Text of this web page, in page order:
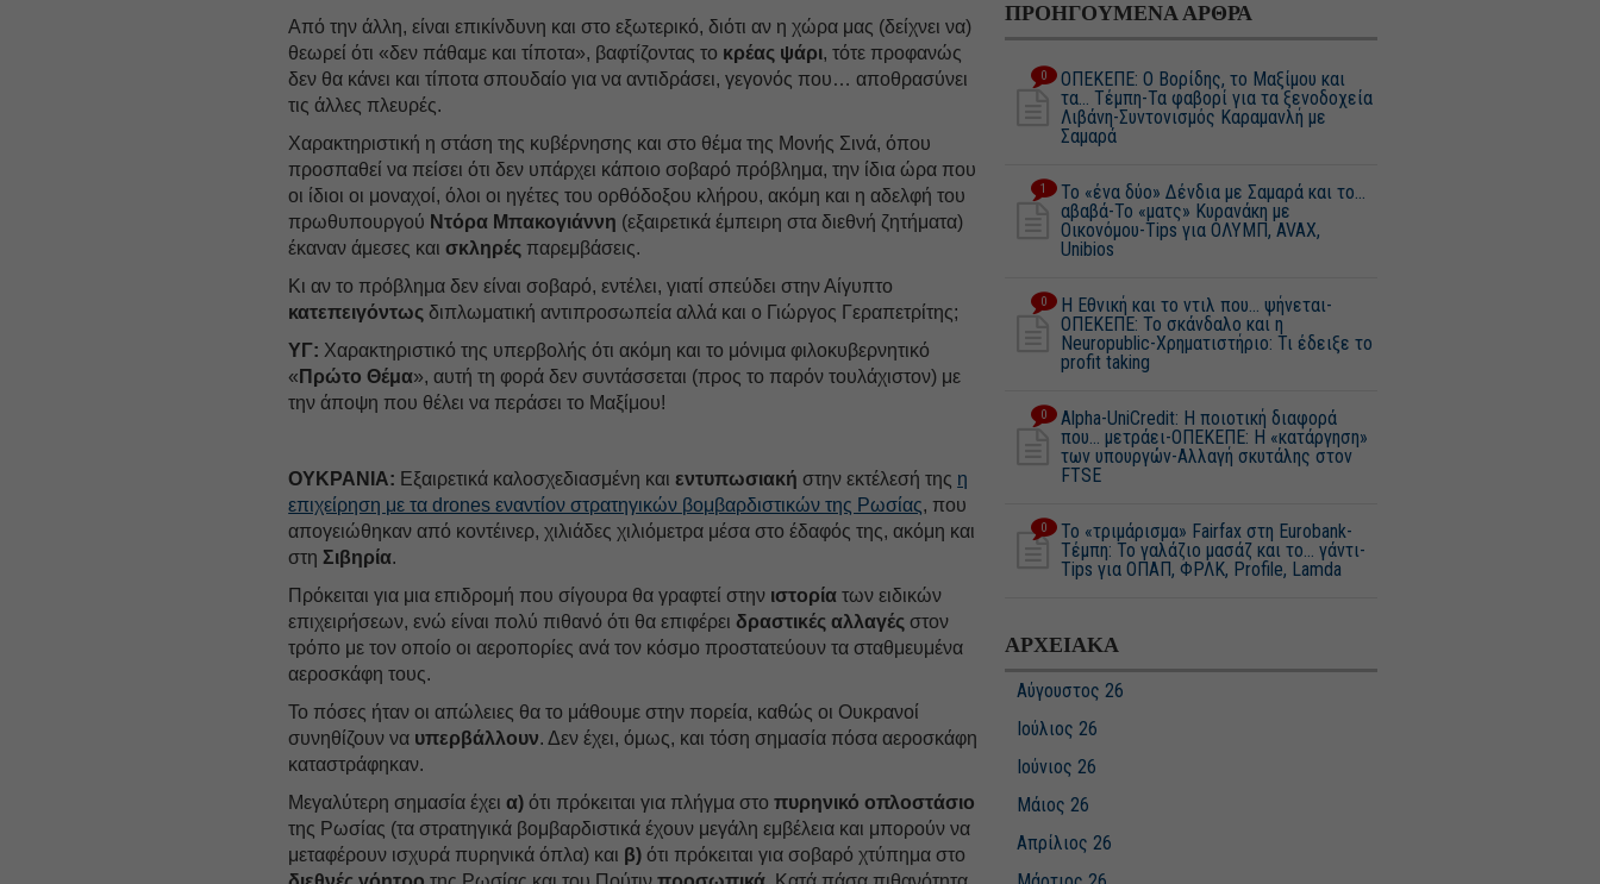
Από την άλλη, είναι επικίνδυνη και στο εξωτερικό, διότι αν η χώρα μας (δείχνει να)
θεωρεί ότι «δεν πάθαμε και τίποτα», βαφτίζοντας το κρέας ψάρι, τότε προφανώς
δεν θα κάνει και τίποτα σπουδαίο για να αντιδράσει, γεγονός που… αποθρασύνει
τις άλλες πλευρές.
Χαρακτηριστική η στάση της κυβέρνησης και στο θέμα της Μονής Σινά, όπου
προσπαθεί να πείσει ότι δεν υπάρχει κάποιο σοβαρό πρόβλημα, την ίδια ώρα που
οι ίδιοι οι μοναχοί, όλοι οι ηγέτες του ορθόδοξου κλήρου, ακόμη και η αδελφή του
πρωθυπουργού Ντόρα Μπακογιάννη (εξαιρετικά έμπειρη στα διεθνή ζητήματα)
έκαναν άμεσες καισκληρές παρεμβάσεις.
Κι αν το πρόβλημα δεν είναι σοβαρό, εντέλει, γιατί σπεύδει στην Αίγυπτο
κατεπειγόντως διπλωματική αντιπροσωπεία αλλά και ο Γιώργος Γεραπετρίτης;
ΥΓ: Χαρακτηριστικό της υπερβολής ότι ακόμη και το μόνιμα φιλοκυβερνητικό
« Πρώτο Θέμα», αυτή τη φορά δεν συντάσσεται (προς το παρόν τουλάχιστον) με
την άποψη που θέλει να περάσει το Μαξίμου!
ΟΥΚΡΑΝΙΑ: Εξαιρετικά καλοσχεδιασμένη καιεντυπωσιακή στην εκτέλεσή της η
επιχείρηση με τα drones εναντίον στρατηγικών βομβαρδιστικών της Ρωσίας, που
απογειώθηκαν από κοντέινερ, χιλιάδες χιλιόμετρα μέσα στο έδαφός της, ακόμη και
στηΣιβηρία.
Πρόκειται για μια επιδρομή που σίγουρα θα γραφτεί στην ιστορία των ειδικών
επιχειρήσεων, ενώ είναι πολύ πιθανό ότι θα επιφέρειδραστικές αλλαγές στον
τρόπο με τον οποίο οι αεροπορίες ανά τον κόσμο προστατεύουν τα σταθμευμένα
αεροσκάφη τους.
Το πόσες ήταν οι απώλειες θα το μάθουμε στην πορεία, καθώς οι Ουκρανοί
συνηθίζουν να υπερβάλλουν. Δεν έχει, όμως, και τόση σημασία πόσα αεροσκάφη
καταστράφηκαν.
Μεγαλύτερη σημασία έχεια) ότι πρόκειται για πλήγμα στοπυρηνικό οπλοστάσιο
της Ρωσίας (τα στρατηγικά βομβαρδιστικά έχουν μεγάλη εμβέλεια και μπορούν να
μεταφέρουν ισχυρά πυρηνικά όπλα) και β) ότι πρόκειται για σοβαρό χτύπημα στο
ΠΡΟΗΓΟΥΜΕΝΑ ΑΡΘΡΑ
0
ΟΠΕΚΕΠΕ: Ο Βορίδης, το Μαξίμου και
τα… Τέμπη-Τα φαβορί για τα ξενοδοχεία
Λιβάνη-Συντονισμός Καραμανλή με
Σαμαρά
1
Το «ένα δύο» Δένδια με Σαμαρά και το…
αβαβά-Το «ματς» Κυρανάκη με
Οικονόμου-Tips για ΟΛΥΜΠ, AVAX,
Unibios
0
Η Εθνική και το ντιλ που… ψήνεται-
ΟΠΕΚΕΠΕ: Το σκάνδαλο και η
Neuropublic-Χρηματιστήριο: Τι έδειξε το
profit taking
0
Alpha-UniCredit: Η ποιοτική διαφορά
που… μετράει-ΟΠΕΚΕΠΕ: Η «κατάργηση»
των υπουργών-Αλλαγή σκυτάλης στον
FTSE
0
Το «τριμάρισμα» Fairfax στη Eurobank-
Τέμπη: Το γαλάζιο μασάζ και το… γάντι-
Tips για ΟΠΑΠ, ΦΡΛΚ, Profile, Lamda
ΑΡΧΕΙΑΚΑ
Αύγουστος 26
Ιούλιος 26
Ιούνιος 26
Μάιος 26
Απρίλιος 26